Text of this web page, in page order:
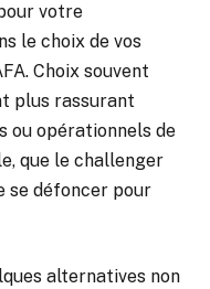
votre
le choix de vos
Choix souvent
plus rassurant
ou opérationnels de
que le challenger
se défoncer pour
alternatives non